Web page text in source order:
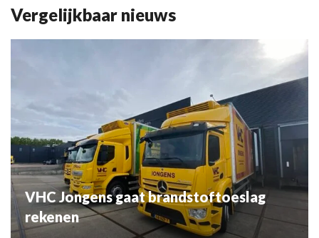
Vergelijkbaar nieuws
VHC Jongens gaat brandstoftoeslag
rekenen